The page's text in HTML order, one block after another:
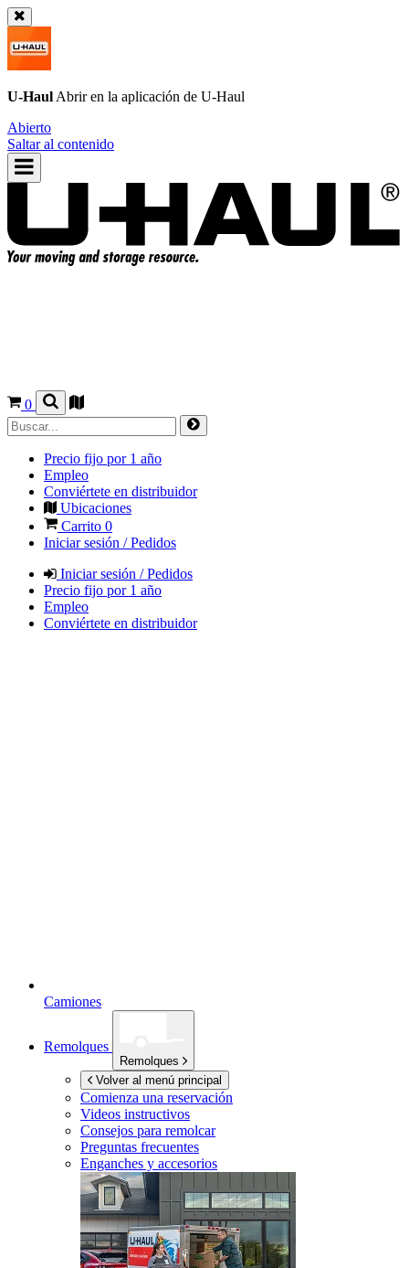
U-Haul Abrir en la aplicación de U-Haul
Abierto
Saltar al contenido
0
Precio fijo por 1 año
Empleo
Conviértete en distribuidor
Ubicaciones
Carrito 0
Iniciar sesión / Pedidos
Iniciar sesión / Pedidos
Precio fijo por 1 año
Empleo
Conviértete en distribuidor
Camiones
Remolques
Remolques
Volver al menú principal
Comienza una reservación
Videos instructivos
Consejos para remolcar
Preguntas frecuentes
Enganches y accesorios